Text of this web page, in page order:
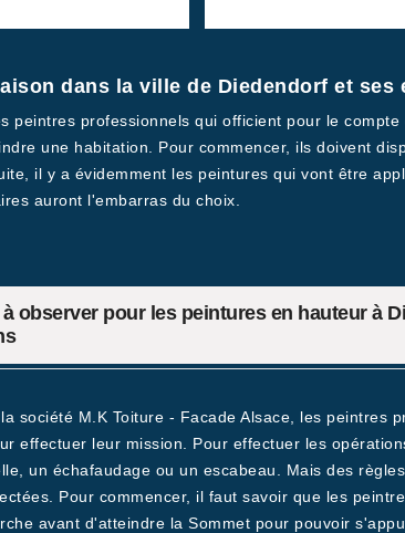
dans la ville de Diedendorf et ses
peintres professionnels qui officient pour le
une habitation. Pour commencer, ils doivent
il y a évidemment les peintures qui vont être
auront l'embarras du choix.
observer pour les peintures en hauteur à
société M.K Toiture - Facade Alsace, les peintres
effectuer leur mission. Pour effectuer les
un échafaudage ou un escabeau. Mais des
Pour commencer, il faut savoir que les
avant d'atteindre la Sommet pour pouvoir